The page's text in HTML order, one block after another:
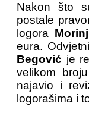
Nakon što
postale
logora Morinj
eura.
Begović je
velikom
najavio i
logorašima i